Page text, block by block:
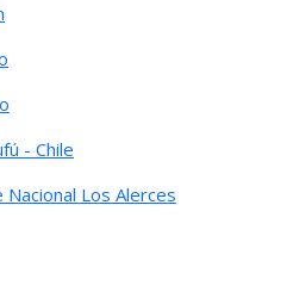
- Chile
Los Alerces